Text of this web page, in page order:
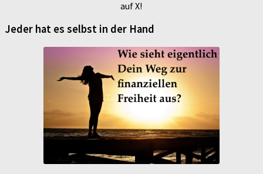
auf X!
Jeder hat es selbst in der Hand